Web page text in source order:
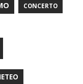
CONCERTO